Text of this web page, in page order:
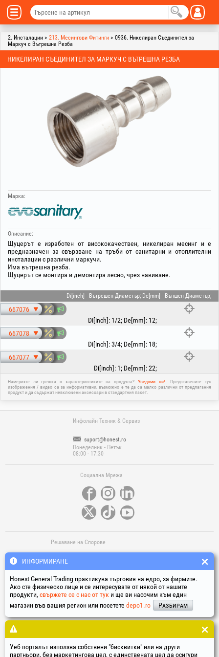
2. Инсталации > 213. Месингови Фитинги > 0936. Никелиран Съединител за
Маркуч с Вътрешна Резба
НИКЕЛИРАН СЪЕДИНИТЕЛ ЗА МАРКУЧ С ВЪТРЕШНА РЕЗБА
Марка:
Описание:
Щуцерът е изработен от висококачествен, никелиран месинг и е
предназначен за свързване на тръби от санитарни и отоплителни
инсталации с различни маркучи.
Има вътрешна резба.
Щуцерът се монтира и демонтира лесно, чрез навиване.
Di[inch] - Вътрешен Диаметър; De[mm] - Външен Диаметър;
667076
Di[inch]: 1/2; De[mm]: 12;
667078
Di[inch]:3/4; De[mm]: 18;
667077
Di[inch]: 1; De[mm]:22;
Намерихте ли грешка в характеристиките на продукта? Уведоми ни!
Представените тук
изображения / видео са за информативни, възможно е те да са малко различни от предлагания
продукт и да съдържат невключени аксесоари в стандартния пакет.
Инфолайн Техник & Сервиз
suport@honest.ro
Понеделник - Петък
08:00 - 17:30
Социална Мрежа
Решаване на Спорове
Полезни Линкове
Политика за използване на „бисквитките“
Данни за идентификация на компанията
ИНФОРМИРАНЕ
Honest General Trading практикува търговия на едро, за фирмите.
Ако сте физическо лице и се интересувате от някой от нашите
продукти, свържете се с нас от тук и ще ви насочим към един
магазин във вашия регион или посетете depo1.ro Разбирам
Уеб порталът използва собствени "бисквитки" или на други
партньори, без маркетингова цел, с единствената цел да осигури